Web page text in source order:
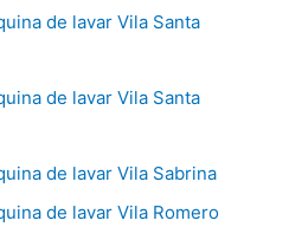
de lavar Vila Santa
de lavar Vila Santa
de lavar Vila Sabrina
de lavar Vila Romero